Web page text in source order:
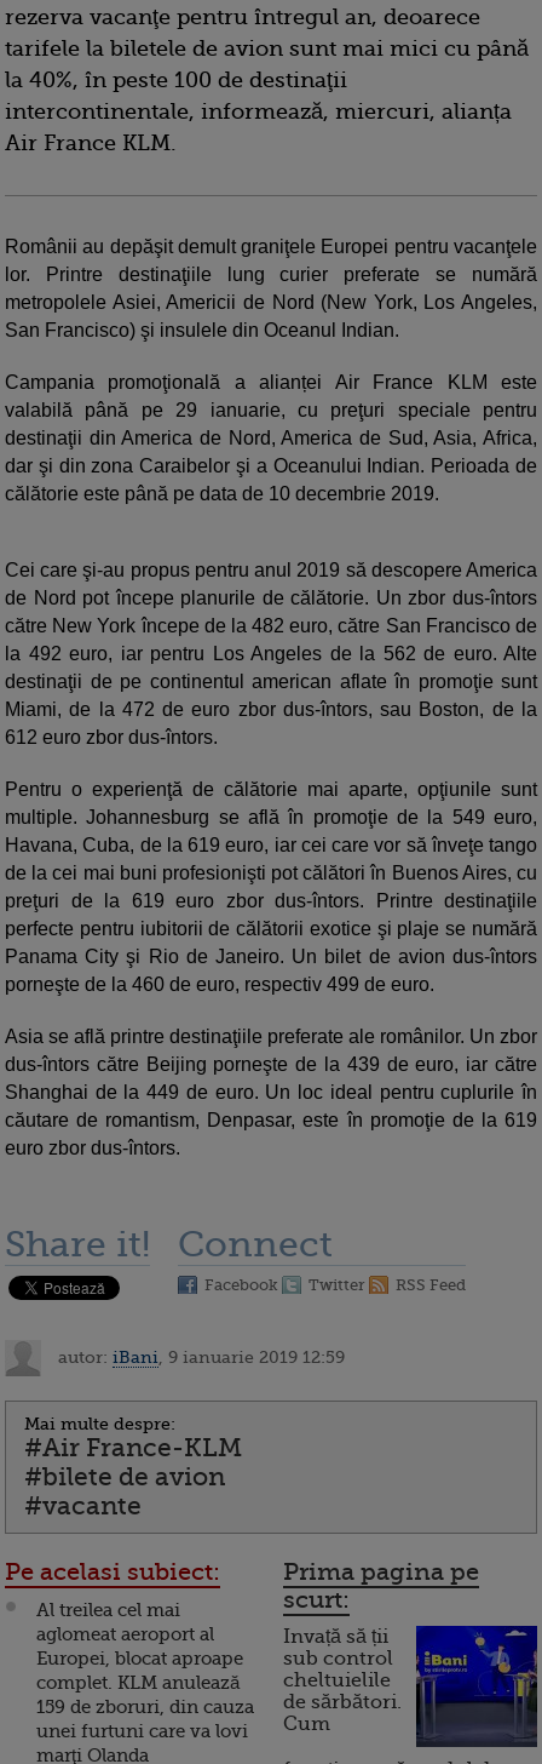
rezerva vacanţe pentru întregul an, deoarece
tarifele la biletele de avion sunt mai mici cu până
la 40%, în peste 100 de destinaţii
intercontinentale, informează, miercuri, alianța
Air France KLM.
Românii au depăşit demult graniţele Europei pentru vacanţele
lor. Printre destinaţiile lung curier preferate se numără
metropolele Asiei, Americii de Nord (New York, Los Angeles,
San Francisco) şi insulele din Oceanul Indian.
Campania promoţională a alianței Air France KLM este
valabilă până pe 29 ianuarie, cu preţuri speciale pentru
destinaţii din America de Nord, America de Sud, Asia, Africa,
dar şi din zona Caraibelor şi a Oceanului Indian. Perioada de
călătorie este până pe data de 10 decembrie 2019.
Cei care şi-au propus pentru anul 2019 să descopere America
de Nord pot începe planurile de călătorie. Un zbor dus-întors
către New York începe de la 482 euro, către San Francisco de
la 492 euro, iar pentru Los Angeles de la 562 de euro. Alte
destinaţii de pe continentul american aflate în promoţie sunt
Miami, de la 472 de euro zbor dus-întors, sau Boston, de la
612 euro zbor dus-întors.
Pentru o experienţă de călătorie mai aparte, opţiunile sunt
multiple. Johannesburg se află în promoţie de la 549 euro,
Havana, Cuba, de la 619 euro, iar cei care vor să înveţe tango
de la cei mai buni profesionişti pot călători în Buenos Aires, cu
preţuri de la 619 euro zbor dus-întors. Printre destinaţiile
perfecte pentru iubitorii de călătorii exotice şi plaje se numără
Panama City şi Rio de Janeiro. Un bilet de avion dus-întors
porneşte de la 460 de euro, respectiv 499 de euro.
Asia se află printre destinaţiile preferate ale românilor. Un zbor
dus-întors către Beijing porneşte de la 439 de euro, iar către
Shanghai de la 449 de euro. Un loc ideal pentru cuplurile în
căutare de romantism, Denpasar, este în promoţie de la 619
euro zbor dus-întors.
Share it! Connect
Facebook Twitter RSS Feed
autor: iBani , 9 ianuarie 2019 12:59
Mai multe despre:
#Air France-KLM
#bilete de avion
#vacante
Pe acelasi subiect:
Al treilea cel mai
aglomeat aeroport al
Europei, blocat aproape
complet. KLM anulează
159 de zboruri, din cauza
unei furtuni care va lovi
marţi Olanda
Prima pagina pe
scurt:
Invață să ții
sub control
cheltuielile
de sărbători.
Cum